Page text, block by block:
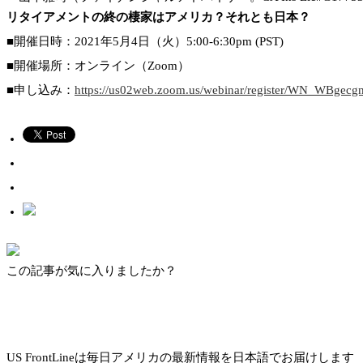
リタイアメントの終の棲家はアメリカ？それとも日本？
■開催日時：2021年5月4日（火）5:00-6:30pm (PST)
■開催場所：オンライン（Zoom）
■申し込み： https://us02web.zoom.us/webinar/register/
この記事が気に入りましたか？
US FrontLineは毎日アメリカの最新情報を日本語でお届けします